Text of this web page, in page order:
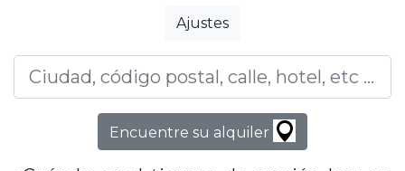
Ajustes
Encuentre su alquiler